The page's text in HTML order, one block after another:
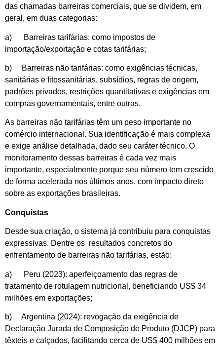
das chamadas barreiras comerciais, que se dividem, em
geral, em duas categorias:
a) Barreiras tarifárias: como impostos de
importação/exportação e cotas tarifárias;
b) Barreiras não tarifárias: como exigências técnicas,
sanitárias e fitossanitárias, subsídios, regras de origem,
padrões privados, restrições quantitativas e exigências em
compras governamentais, entre outras.
As barreiras não tarifárias têm um peso importante no
comércio internacional. Sua identificação é mais complexa
e exige análise detalhada, dado seu caráter técnico. O
monitoramento dessas barreiras é cada vez mais
importante, especialmente porque seu número tem crescido
de forma acelerada nos últimos anos, com impacto direto
sobre as exportações brasileiras.
Conquistas
Desde sua criação, o sistema já contribuiu para conquistas
expressivas. Dentre os resultados concretos do
enfrentamento de barreiras não tarifárias, estão:
a) Peru (2023): aperfeiçoamento das regras de
tratamento de rotulagem nutricional, beneficiando US$ 34
milhões em exportações;
b) Argentina (2024): revogação da exigência de
Declaração Jurada de Composição de Produto (DJCP) para
têxteis e calçados, facilitando cerca de US$ 400 milhões em